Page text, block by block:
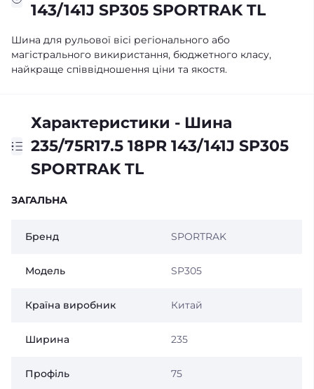
143/141J SP305 SPORTRAK TL
Шина для рульової вісі регіонального або
магістрального викиристання, бюджетного класу,
найкраще співвідношення ціни та якостя.
Характеристики - Шина
235/75R17.5 18PR 143/141J SP305
SPORTRAK TL
ЗАГАЛЬНА
Бренд SPORTRAK
Модель SP305
Країна виробник Китай
Ширина 235
Профіль 75